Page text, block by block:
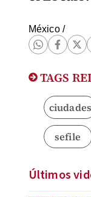
México/
TAGS
ciudades
sefile
Últimos